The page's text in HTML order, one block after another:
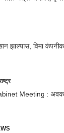
झाल्यास, विमा
Meeting :